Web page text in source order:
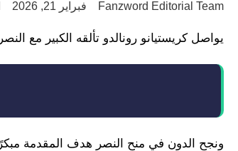
Fanzword Editorial Team فبراير 21, 2026
يواصل كريستيانو رونالدو تألقه الكبير مع النصر هذا
ونجح الدون في منح النصر هدف المقدمة